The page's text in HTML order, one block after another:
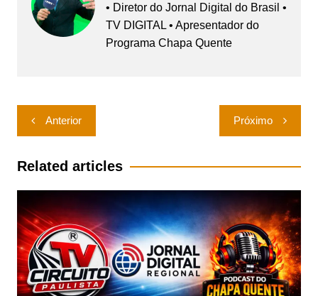
• Diretor do Jornal Digital do Brasil •
TV DIGITAL • Apresentador do
Programa Chapa Quente
Navegação
de
Post
Anterior Próximo
Related articles